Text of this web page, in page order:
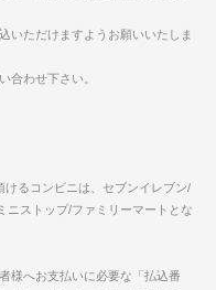
いただけますようお願いいたしま
合わせ下さい。
けるコンビニは、セブンイレブン/
ニストップ/ファミリーマートとな
様へお支払いに必要な「払込番